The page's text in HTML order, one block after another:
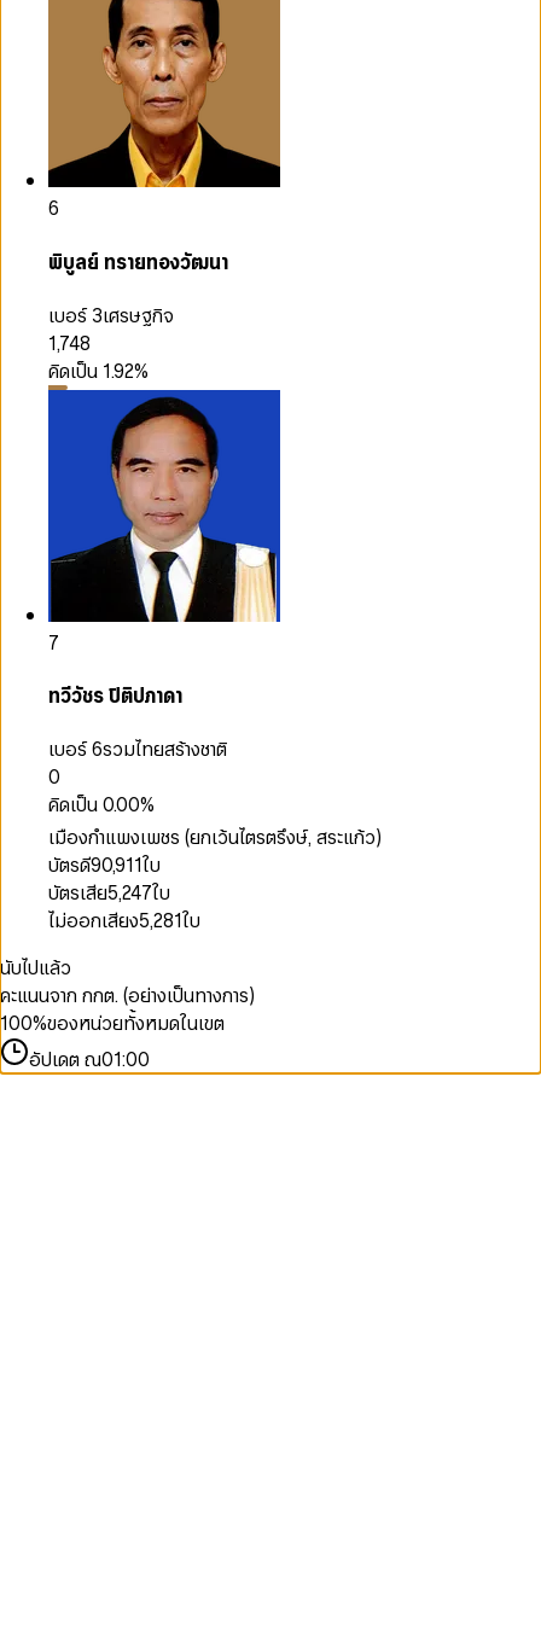
6
พิบูลย์ ทรายทองวัฒนา
เบอร์ 3เศรษฐกิจ
1,748
คิดเป็น 1.92%
7
ทวีวัชร ปิติปภาดา
เบอร์ 6รวมไทยสร้างชาติ
0
คิดเป็น0.00%
เมืองกำแพงเพชร (ยกเว้นไตรตรึงษ์, สระแก้ว)
บัตรดี90,911ใบ
บัตรเสีย5,247ใบ
ไม่ออกเสียง5,281ใบ
นับไปแล้ว
คะแนนจาก กกต. (อย่างเป็นทางการ)
100%ของหน่วยทั้งหมดในเขต
อัปเดต ณ01:00